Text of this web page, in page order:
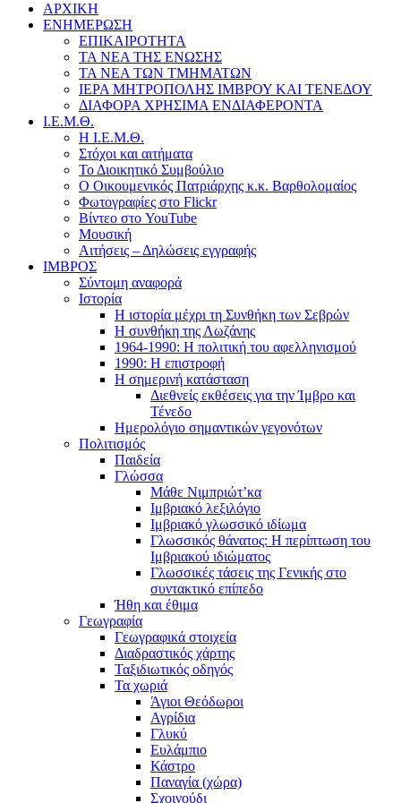
ΑΡΧΙΚΗ
ΕΝΗΜΕΡΩΣΗ
ΕΠΙΚΑΙΡΟΤΗΤΑ
ΤΑ ΝΕΑ ΤΗΣ ΕΝΩΣΗΣ
ΤΑ ΝΕΑ ΤΩΝ ΤΜΗΜΑΤΩΝ
ΙΕΡΑ ΜΗΤΡΟΠΟΛΗΣ ΙΜΒΡΟΥ ΚΑΙ ΤΕΝΕΔΟΥ
ΔΙΑΦΟΡΑ ΧΡΗΣΙΜΑ ΕΝΔΙΑΦΕΡΟΝΤΑ
Ι.Ε.Μ.Θ.
Η Ι.Ε.Μ.Θ.
Στόχοι και αιτήματα
Το Διοικητικό Συμβούλιο
Ο Οικουμενικός Πατριάρχης κ.κ. Βαρθολομαίος
Φωτογραφίες στο Flickr
Βίντεο στο YouTube
Μουσική
Αιτήσεις – Δηλώσεις εγγραφής
ΙΜΒΡΟΣ
Σύντομη αναφορά
Ιστορία
Η ιστορία μέχρι τη Συνθήκη των Σεβρών
Η συνθήκη της Λωζάνης
1964-1990: Η πολιτική του αφελληνισμού
1990: Η επιστροφή
Η σημερινή κατάσταση
Διεθνείς εκθέσεις για την Ίμβρο και
Τένεδο
Ημερολόγιο σημαντικών γεγονότων
Πολιτισμός
Παιδεία
Γλώσσα
Μάθε Νιμπριώτ’κα
Ιμβριακό λεξιλόγιο
Ιμβριακό γλωσσικό ιδίωμα
Γλωσσικός θάνατος: Η περίπτωση του
Ιμβριακού ιδιώματος
Γλωσσικές τάσεις της Γενικής στο
συντακτικό επίπεδο
Ήθη και έθιμα
Γεωγραφία
Γεωγραφικά στοιχεία
Διαδραστικός χάρτης
Ταξιδιωτικός οδηγός
Τα χωριά
Άγιοι Θεόδωροι
Αγρίδια
Γλυκύ
Ευλάμπιο
Κάστρο
Παναγία (χώρα)
Σχοινούδι